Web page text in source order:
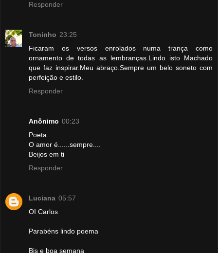
Responder
Toninho 23:25
Ficaram os versos enrolados numa trança como
ornamento de todas as lembranças.Lindo isto Machado
que faz inspirar.Meu abraço.Sempre um belo soneto com
perfeição e estilo.
Responder
Anônimo 00:23
Poeta..
O amor é......sempre....
Beijos em ti
Responder
Luciana 05:57
OI Carlos
Parabéns lindo poema
Bjs e boa semana